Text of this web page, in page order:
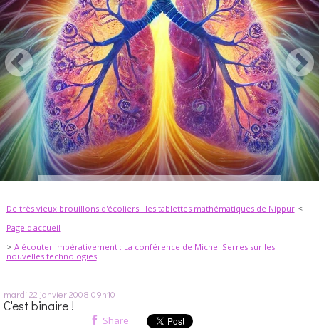
De très vieux brouillons d'écoliers : les tablettes mathématiques de Nippur
Page d'accueil
A écouter impérativement : La conférence de Michel Serres sur les
nouvelles technologies
mardi 22 janvier 2008 09h10
C'est binaire !
Share